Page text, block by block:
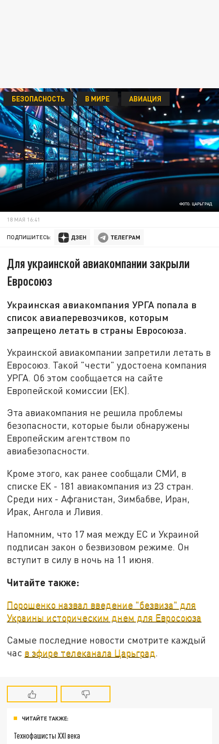
ФОТО: ЦАРЬГРАД
БЕЗОПАСНОСТЬ В МИРЕ АВИАЦИЯ
18 МАЯ 16:41
ПОДПИШИТЕСЬ:
Для украинской авиакомпании закрыли
Евросоюз
Украинская авиакомпания УРГА попала в
список авиаперевозчиков, которым
запрещено летать в страны Евросоюза.
Украинской авиакомпании запретили летать в
Евросоюз. Такой "чести" удостоена компания
УРГА. Об этом сообщается на сайте
Европейской комиссии (ЕК).
Эта авиакомпания не решила проблемы
безопасности, которые были обнаружены
Европейским агентством по
авиабезопасности.
Кроме этого, как ранее сообщали СМИ, в
списке ЕК - 181 авиакомпания из 23 стран.
Среди них - Афганистан, Зимбабве, Иран,
Ирак, Ангола и Ливия.
Напомним, что 17 мая между ЕС и Украиной
подписан закон о безвизовом режиме. Он
вступит в силу в ночь на 11 июня.
Читайте также:
Порошенко назвал введение "безвиза" для
Украины историческим днем для Евросоюза
Самые последние новости смотрите каждый
час в эфире телеканала Царьград.
ЧИТАЙТЕ ТАКЖЕ:
Технофашисты XXI века